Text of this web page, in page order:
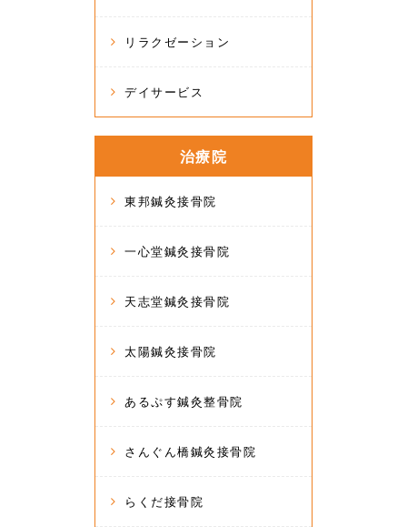
リラクゼーション
デイサービス
治療院
東邦鍼灸接骨院
一心堂鍼灸接骨院
天志堂鍼灸接骨院
太陽鍼灸接骨院
あるぷす鍼灸整骨院
さんぐん橋鍼灸接骨院
らくだ接骨院